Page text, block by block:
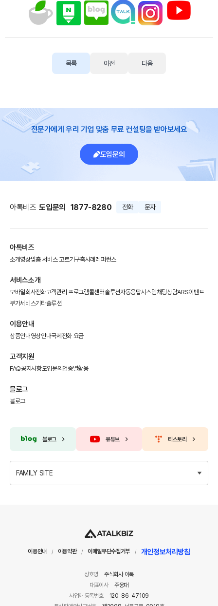
목록 이전 다음
전문가에게 우리 기업 맞춤 무료 컨설팅을 받아보세요
도입문의
아톡비즈 도입문의 1877-8280 전화 문자
아톡비즈
소개영상맞춤 서비스 고르기구축사례 레퍼런스
서비스소개
모바일회사전화고객관리 프로그램콜센터솔루션자동응답시스템채팅상담ARS이벤트
부가서비스기타솔루션
이용안내
상품안내 영상안내국제전화 요금
고객지원
FAQ공지사항도입문의 업종별활용
블로그
블로그
블로그 유튜브 티스토리
FAMILY SITE
이용안내 / 이용약관 / 이메일무단수집거부 / 개인정보처리방침
상호명
주식회사 아톡
대표이사
주웅대
사업자 등록번호
120-86-47109